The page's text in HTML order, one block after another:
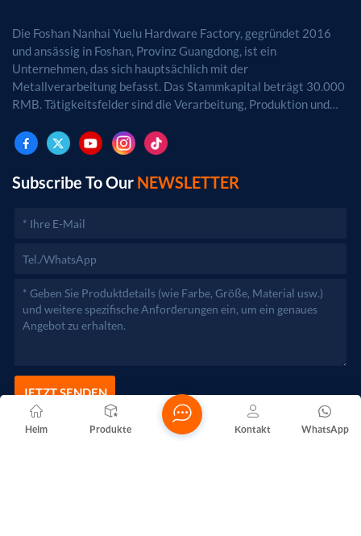
Die Foshan Nanhai Yuelu Hardware Factory, gegründet 2016
und ansässig in Foshan, Provinz Guangdong, ist ein
Unternehmen, das sich hauptsächlich mit der
Metallverarbeitung befasst. Das Stammkapital beträgt 30.000
RMB. Tätigkeitsfelder sind die Verarbeitung, Produktion und
genehmigungspflichtigen Projekten dürfen die
Geschäftstätigkeiten erst nach Genehmigung durch die
zuständigen Behörden aufgenommen werden.)
Subscribe To Our NEWSLETTER
JETZT SENDEN
Heim Produkte WhatsApp
Kontakt